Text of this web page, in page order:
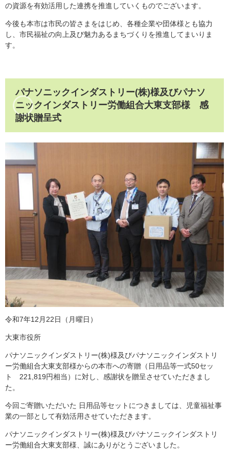
の資源を有効活用した連携を推進していくものでございます。
今後も本市は市民の皆さまをはじめ、各種企業や団体様とも協力
し、市民福祉の向上及び魅力あるまちづくりを推進してまいりま
す。
パナソニックインダストリー(株)様及びパナソ
ニックインダストリー労働組合大東支部様 感
謝状贈呈式
令和7年12月22日（月曜日）
大東市役所
パナソニックインダストリー(株)様及びパナソニックインダストリ
ー労働組合大東支部様からの本市への寄贈（日用品等一式50セッ
ト 221,819円相当）に対し、感謝状を贈呈させていただきまし
た。
今回ご寄贈いただいた 日用品等セットにつきましては、児童福祉事
業の一部として有効活用させていただきます。
パナソニックインダストリー(株)様及びパナソニックインダストリ
ー労働組合大東支部様、誠にありがとうございました。